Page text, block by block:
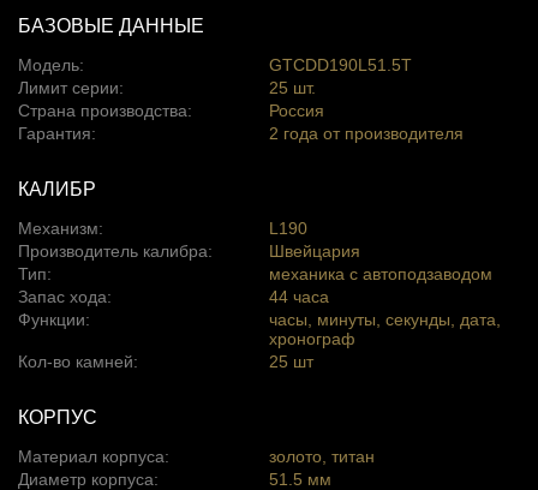
БАЗОВЫЕ ДАННЫЕ
Модель:
GTCDD190L51.5T
Лимит серии:
25 шт.
Страна производства:
Россия
Гарантия:
2 года от производителя
КАЛИБР
Механизм:
L190
Производитель калибра:
Швейцария
Тип:
механика с автоподзаводом
Запас хода:
44 часа
Функции:
часы, минуты, секунды, дата,
хронограф
Кол-во камней:
25 шт
КОРПУС
Материал корпуса:
золото, титан
Диаметр корпуса:
51.5 мм